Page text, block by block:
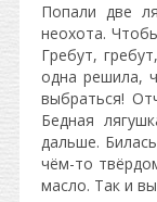
Попали две
неохота.
Гребут,
одна решила,
выбраться!
Бедная
дальше.
чём-то
масло. Так и